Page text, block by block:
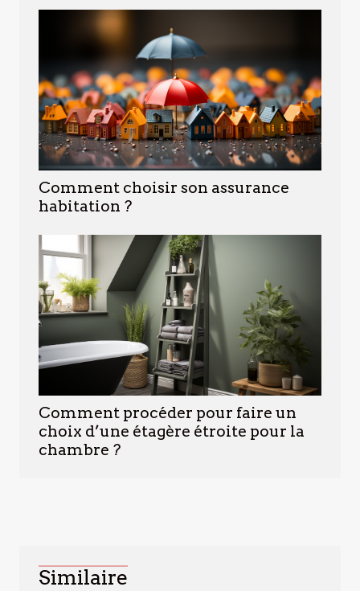
Comment choisir son assurance
habitation ?
Comment procéder pour faire un
choix d’une étagère étroite pour la
chambre ?
Similaire